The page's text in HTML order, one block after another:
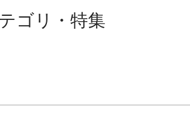
ゴリ・特集